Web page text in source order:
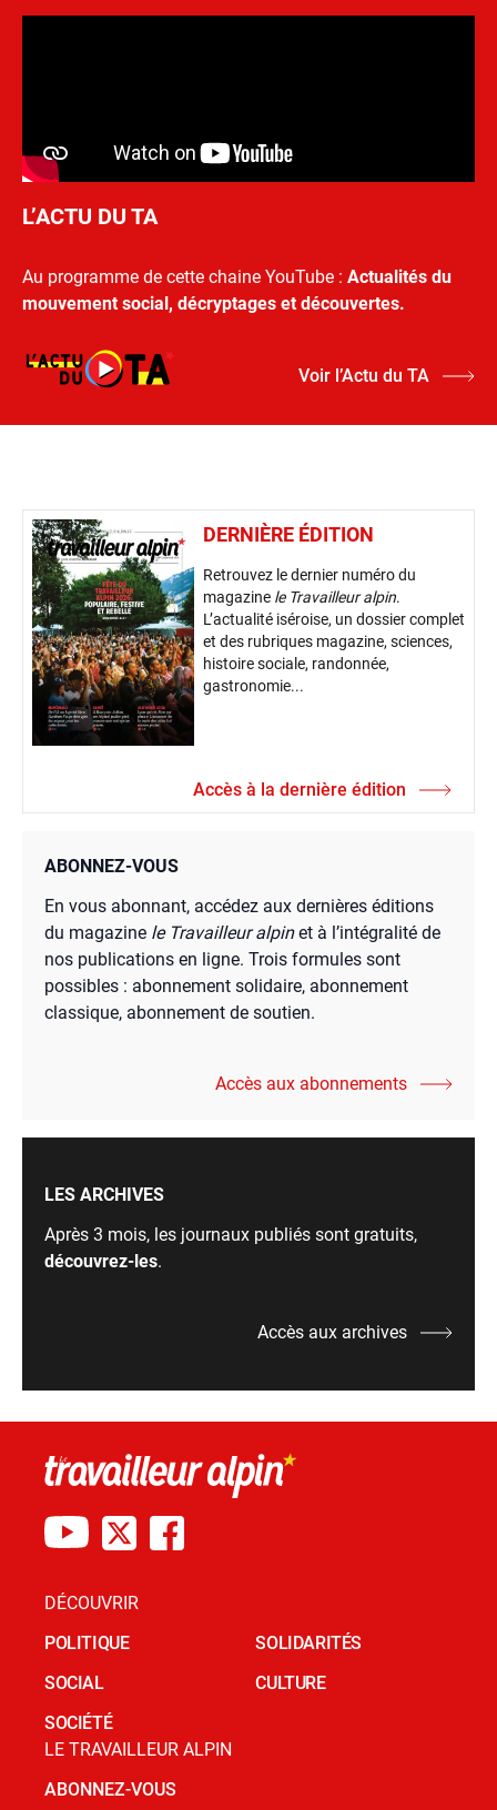
L’ACTU DU TA
Au programme de cette chaine YouTube : Actualités du
mouvement social, décryptages et découvertes.
Voir l’Actu du TA
DERNIÈRE ÉDITION
Retrouvez le dernier numéro du
magazine le Travailleur alpin.
L’actualité iséroise, un dossier complet
et des rubriques magazine, sciences,
histoire sociale, randonnée,
gastronomie...
Accès à la dernière édition
ABONNEZ-VOUS
En vous abonnant, accédez aux dernières éditions
du magazine le Travailleur alpinet à l’intégralité de
nos publications en ligne. Trois formules sont
possibles : abonnement solidaire, abonnement
classique, abonnement de soutien.
Accès aux abonnements
LES ARCHIVES
Après 3 mois, les journaux publiés sont gratuits,
découvrez-les.
Accès aux archives
DÉCOUVRIR
POLITIQUE
SOCIAL
SOCIÉTÉ
SOLIDARITÉS
CULTURE
LE TRAVAILLEUR ALPIN
ABONNEZ-VOUS